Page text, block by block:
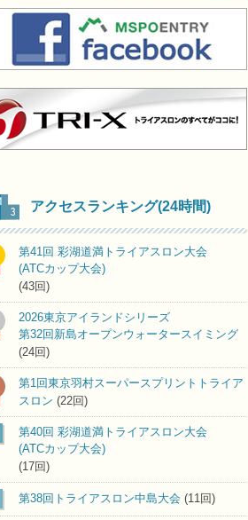
アクセスランキング(24時間)
第41回 彩湖道満トライアスロン大会
(ATCカップ大会)
(43回)
2026東京アイランドシリーズ
第32回新島オープンウォータースイミング
(24回)
第1回東京羽村スーパースプリントトライア
スロン (22回)
第40回 彩湖道満トライアスロン大会
(ATCカップ大会)
(17回)
第38回トライアスロン中島大会 (11回)